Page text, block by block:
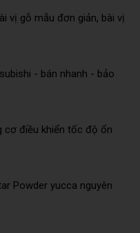
vị gỗ mẫu đơn giản, bài vị
- bán nhanh - bảo
cơ điều khiển tốc độ ổn
Powder yucca nguyên